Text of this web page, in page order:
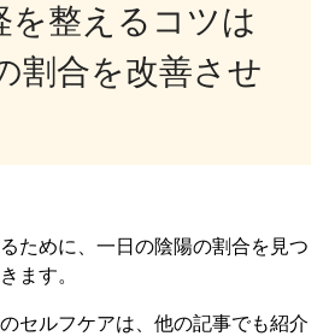
を整えるコツは
割合を改善させ
ために、一日の陰陽の割合を見つ
ます。
セルフケアは、他の記事でも紹介